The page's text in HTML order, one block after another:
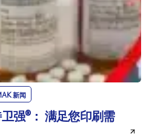
新闻
强®： 满足您印刷需